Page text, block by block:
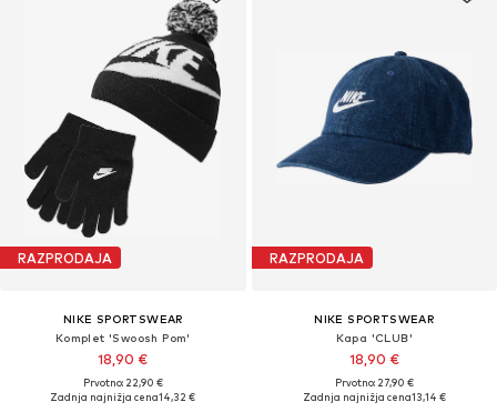
RAZPRODAJA
NIKE SPORTSWEAR
Komplet 'Swoosh Pom'
18,90 €
Prvotno: 22,90 €
Zadnja najnižja cena14,32 €
RAZPRODAJA
NIKE SPORTSWEAR
Kapa 'CLUB'
18,90 €
Prvotno: 27,90 €
Zadnja najnižja cena13,14 €